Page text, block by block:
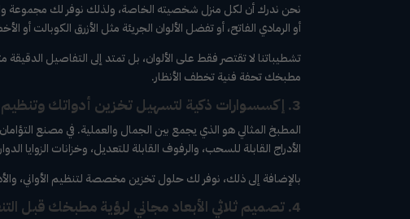
نحن ندرك أن لكل منزل شخصيته الخاصة، ولذلك نوفر لك مجموعة
أو الرمادي الفاتح، أو تفضل الألوان الجريئة مثل الأزرق الكوبالت
تشطيباتنا لا تقتصر فقط على الألوان، بل تمتد إلى التفاصيل
مطبخك تحفة فنية تخطف الأنظار.
3. إكسسوارات ذكية لتسهيل تخزين أدواتك وتنظيم مطبخك
المطبخ المثالي هو الذي يجمع بين الجمال والعملية. في مصنع
الأدراج القابلة للسحب، والرفوف القابلة للتعديل، وخزانات
بالإضافة إلى ذلك، نوفر لك حلول تخزين مخصصة لتنظيم الأواني،
4. تصميم ثلاثي الأبعاد مجاني لرؤية مطبخك قبل التنفيذ